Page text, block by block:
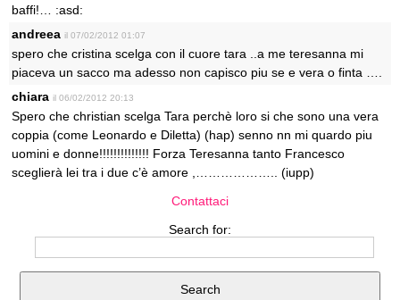
baffi!… :asd:
andreea il 07/02/2012 01:07
spero che cristina scelga con il cuore tara ..a me teresanna mi
piaceva un sacco ma adesso non capisco piu se e vera o finta ….
chiara il 06/02/2012 20:13
Spero che christian scelga Tara perchè loro si che sono una vera
coppia (come Leonardo e Diletta) (hap) senno nn mi quardo piu
uomini e donne!!!!!!!!!!!!!! Forza Teresanna tanto Francesco
sceglierà lei tra i due c’è amore ,……………….. (iupp)
Contattaci
Search for: